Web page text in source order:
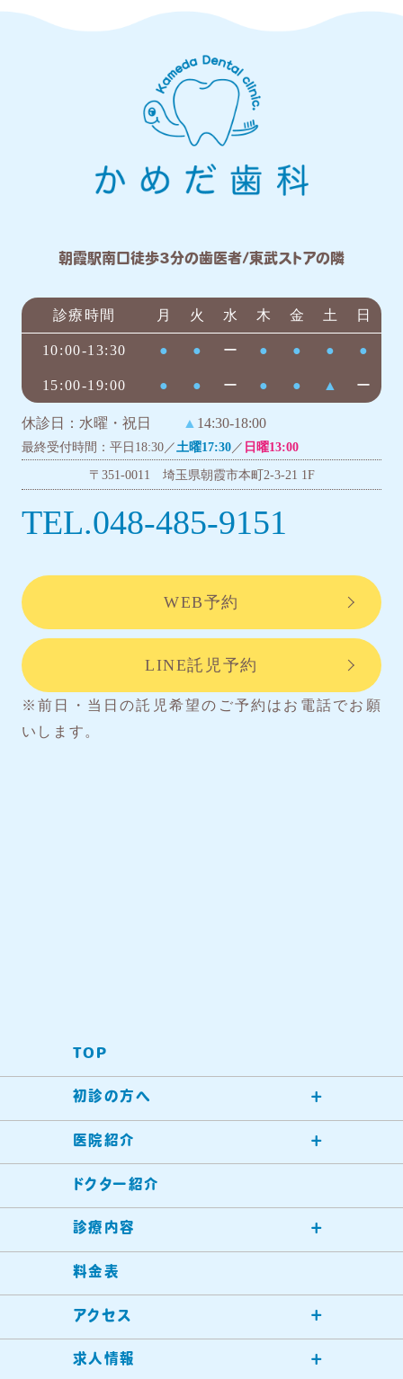
朝霞駅南口徒歩3分の歯医者/東武ストアの隣
診療時間 月 火 水 木 金 土 日
10:00-13:30 ● ● ー ● ● ● ●
15:00-19:00 ● ● ー ● ● ▲ ー
休診日：水曜・祝日 ▲ 14:30-18:00
最終受付時間：平日18:30／ 土曜17:30／ 日曜13:00
〒351-0011 埼玉県朝霞市本町2-3-21 1F
TEL.048-485-9151
WEB予約
LINE託児予約
※前日・当日の託児希望のご予約はお電話でお願
いします。
TOP
初診の方へ
医院紹介
ドクター紹介
診療内容
料金表
アクセス
求人情報